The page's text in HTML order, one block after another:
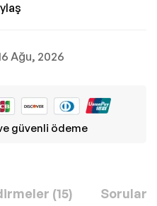
Ağu, 2026
güvenli ödeme
(15) Sorular